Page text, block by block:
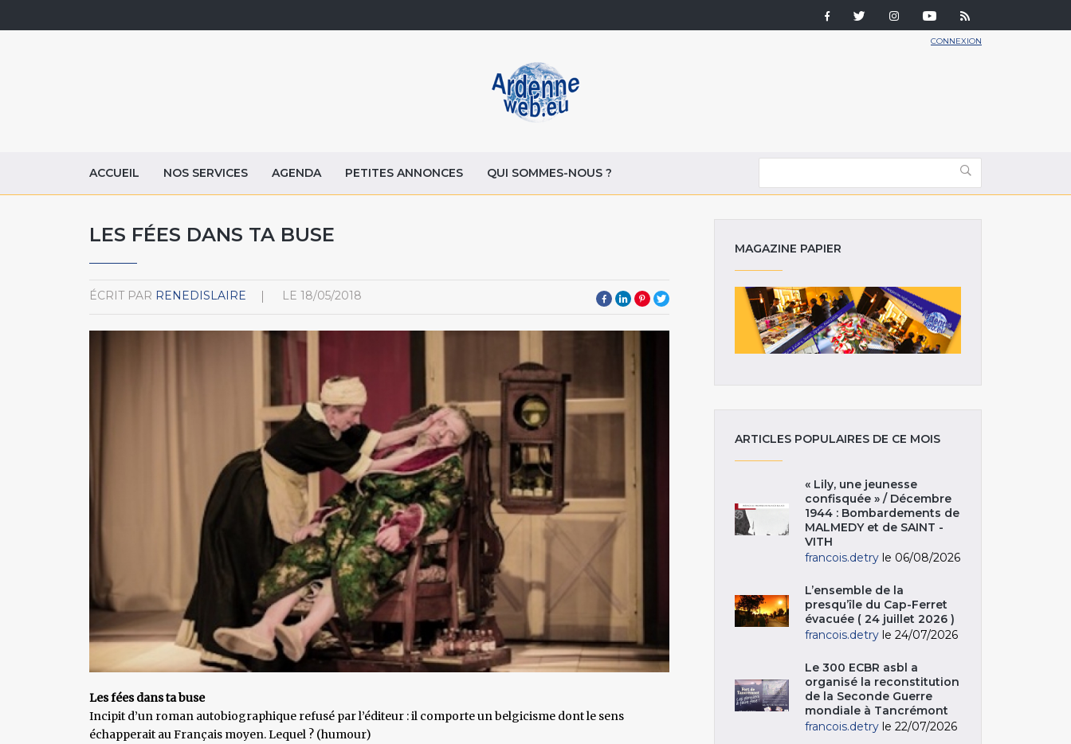
CONNEXION
ACCUEIL NOS SERVICES AGENDA PETITES ANNONCES QUI SOMMES-NOUS ?
LES FÉES DANS TA BUSE
ÉCRIT PAR RENEDISLAIRE LE 18/05/2018
Les fées dans ta buse
Incipit d’un roman autobiographique refusé par l’éditeur : il comporte un belgicisme dont le sens
échapperait au Français moyen. Lequel ? (humour)
MAGAZINE PAPIER
ARTICLES POPULAIRES DE CE MOIS
« Lily, une jeunesse
confisquée » / Décembre
1944 : Bombardements de
MALMEDY et de SAINT -
VITH
francois.detry le 06/08/2026
L’ensemble de la
presqu’île du Cap-Ferret
évacuée ( 24 juillet 2026 )
francois.detry le 24/07/2026
Le 300 ECBR asbl a
organisé la reconstitution
de la Seconde Guerre
mondiale à Tancrémont
francois.detry le 22/07/2026